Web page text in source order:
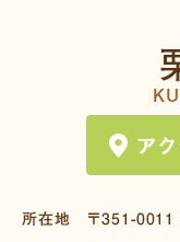
所在地 〒351-0011